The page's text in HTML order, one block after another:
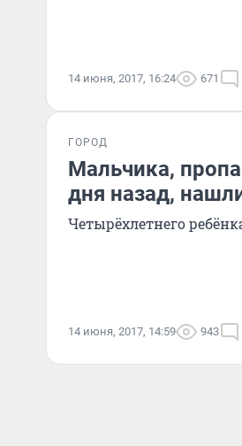
14 июня, 2017, 16:24 671
ГОРОД
Мальчика,
дня назад,
Четырёхлетнего
14 июня, 2017, 14:59 943